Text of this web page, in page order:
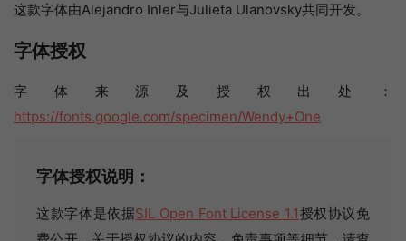
这款字体由Alejandro Inler与Julieta Ulanovsky共同开发。
字体授权
字体来源及授权出处：
https://fonts.google.com/specimen/Wendy+One
字体授权说明：
这款字体是依据SIL Open Font License 1.1授权协议免